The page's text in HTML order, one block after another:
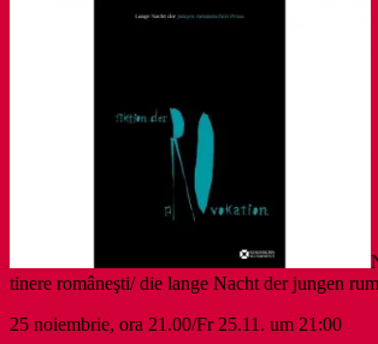
tinere româneşti/ die lange Nacht der jungen
25 noiembrie, ora 21.00/Fr 25.11. um 21:00